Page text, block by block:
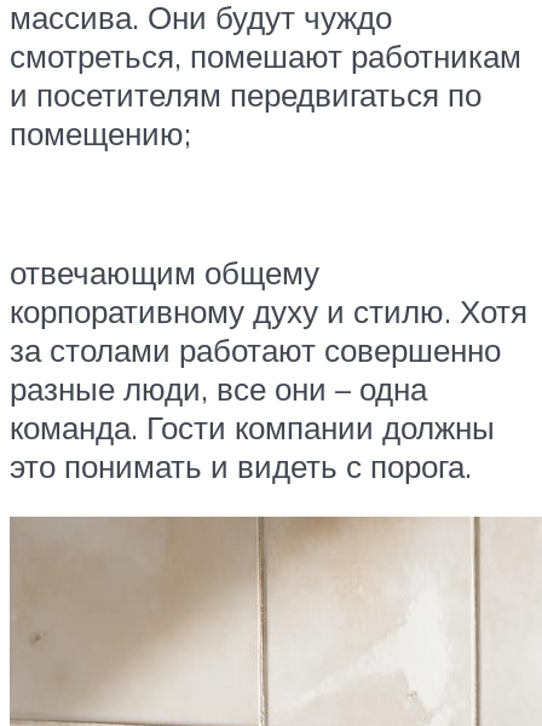
массива. Они будут чуждо
смотреться, помешают работникам
и посетителям передвигаться по
помещению;
отвечающим общему
корпоративному духу и стилю. Хотя
за столами работают совершенно
разные люди, все они – одна
команда. Гости компании должны
это понимать и видеть с порога.